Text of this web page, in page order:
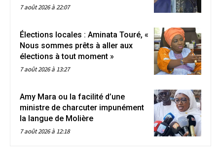
7 août 2026 à 22:07
Élections locales : Aminata Touré, «
Nous sommes prêts à aller aux
élections à tout moment »
7 août 2026 à 13:27
Amy Mara ou la facilité d’une
ministre de charcuter impunément
la langue de Molière
7 août 2026 à 12:18